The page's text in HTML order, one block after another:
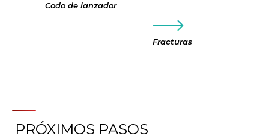
Codo de lanzador
Fracturas
PRÓXIMOS PASOS